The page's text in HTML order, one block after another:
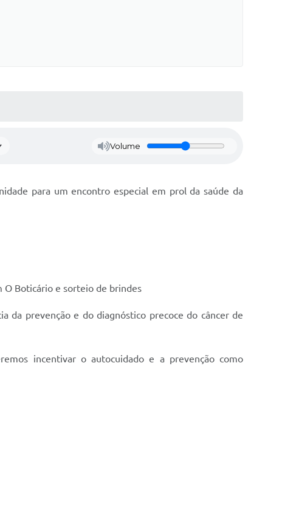
Volume
para um encontro especial em prol da saúde da
O Boticário e sorteio de brindes
da prevenção e do diagnóstico precoce do câncer de
incentivar o autocuidado e a prevenção como